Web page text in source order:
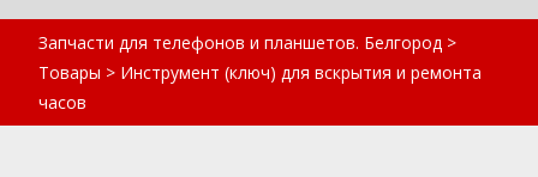
Запчасти для телефонов и планшетов. Белгород >
Товары > Инструмент (ключ) для вскрытия и ремонта
часов